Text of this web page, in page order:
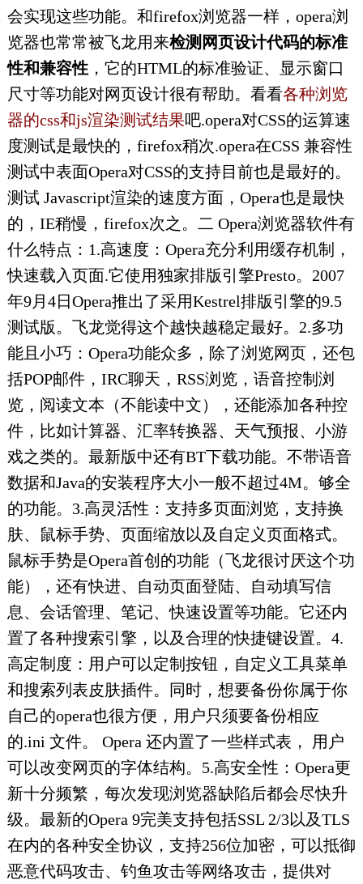
会实现这些功能。和firefox浏览器一样，opera浏
览器也常常被飞龙用来检测网页设计代码的标准
性和兼容性，它的HTML的标准验证、显示窗口
尺寸等功能对网页设计很有帮助。看看各种浏览
器的css和js渲染测试结果吧.opera对CSS的运算速
度测试是最快的，firefox稍次.opera在CSS 兼容性
测试中表面Opera对CSS的支持目前也是最好的。
测试 Javascript渲染的速度方面，Opera也是最快
的，IE稍慢，firefox次之。二 Opera浏览器软件有
什么特点：1.高速度：Opera充分利用缓存机制，
快速载入页面.它使用独家排版引擎Presto。2007
年9月4日Opera推出了采用Kestrel排版引擎的9.5
测试版。飞龙觉得这个越快越稳定最好。2.多功
能且小巧：Opera功能众多，除了浏览网页，还包
括POP邮件，IRC聊天，RSS浏览，语音控制浏
览，阅读文本（不能读中文），还能添加各种控
件，比如计算器、汇率转换器、天气预报、小游
戏之类的。最新版中还有BT下载功能。不带语音
数据和Java的安装程序大小一般不超过4M。够全
的功能。3.高灵活性：支持多页面浏览，支持换
肤、鼠标手势、页面缩放以及自定义页面格式。
鼠标手势是Opera首创的功能（飞龙很讨厌这个功
能），还有快进、自动页面登陆、自动填写信
息、会话管理、笔记、快速设置等功能。它还内
置了各种搜索引擎，以及合理的快捷键设置。4.
高定制度：用户可以定制按钮，自定义工具菜单
和搜索列表皮肤插件。同时，想要备份你属于你
自己的opera也很方便，用户只须要备份相应
的.ini 文件。 Opera 还内置了一些样式表， 用户
可以改变网页的字体结构。5.高安全性：Opera更
新十分频繁，每次发现浏览器缺陷后都会尽快升
级。最新的Opera 9完美支持包括SSL 2/3以及TLS
在内的各种安全协议，支持256位加密，可以抵御
恶意代码攻击、钓鱼攻击等网络攻击，提供对